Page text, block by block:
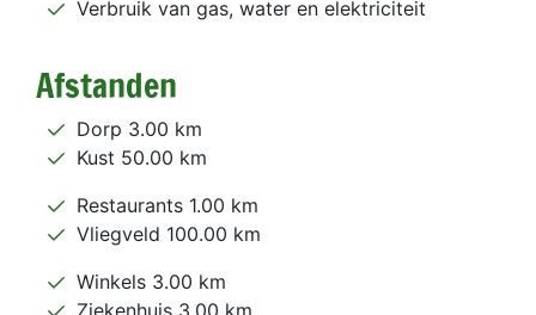
Verbruik van gas, water en elektriciteit
Afstanden
Dorp 3.00 km
Kust 50.00 km
Restaurants 1.00 km
Vliegveld 100.00 km
Winkels 3.00 km
Ziekenhuis 3.00 km